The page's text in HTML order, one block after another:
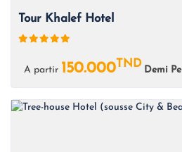
Tour Khalef Hotel
A partir 150.000TND
Demi